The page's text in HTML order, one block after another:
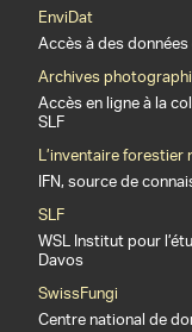
EnviDat
Accès à des
Archives
Accès en ligne à la
SLF
L’inventaire forestier
IFN, source de
SLF
WSL Institut pour
Davos
SwissFungi
Centre national de